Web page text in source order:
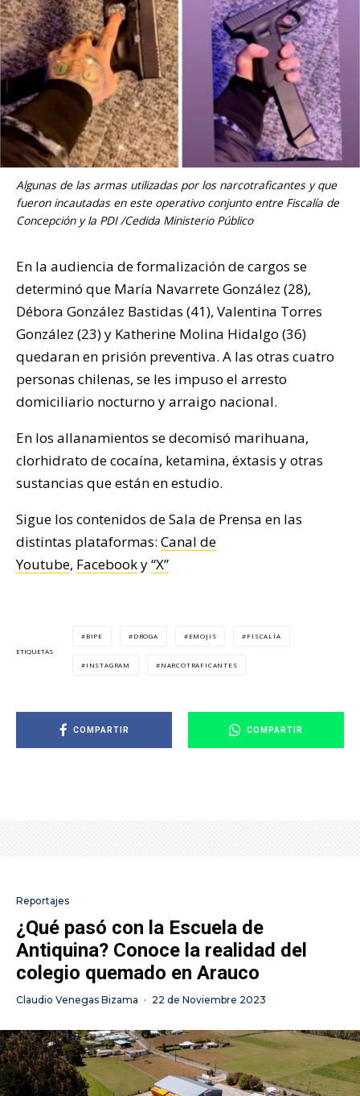
Algunas de las armas utilizadas por los narcotraficantes y que
fueron incautadas en este operativo conjunto entre Fiscalía de
Concepción y la PDI /Cedida Ministerio Público
En la audiencia de formalización de cargos se
determinó que María Navarrete González (28),
Débora González Bastidas (41), Valentina Torres
González (23) y Katherine Molina Hidalgo (36)
quedaran en prisión preventiva. A las otras cuatro
personas chilenas, se les impuso el arresto
domiciliario nocturno y arraigo nacional.
En los allanamientos se decomisó marihuana,
clorhidrato de cocaína, ketamina, éxtasis y otras
sustancias que están en estudio.
Sigue los contenidos de Sala de Prensa en las
distintas plataformas: Canal de
Youtube, Facebooky“X”
ETIQUETAS
BIPE DROGA EMOJIS FISCALÍA
INSTAGRAM NARCOTRAFICANTES
COMPARTIR COMPARTIR
Reportajes
¿Qué pasó con la Escuela de
Antiquina? Conoce la realidad del
colegio quemado en Arauco
Claudio Venegas Bizama · 22 de Noviembre 2023